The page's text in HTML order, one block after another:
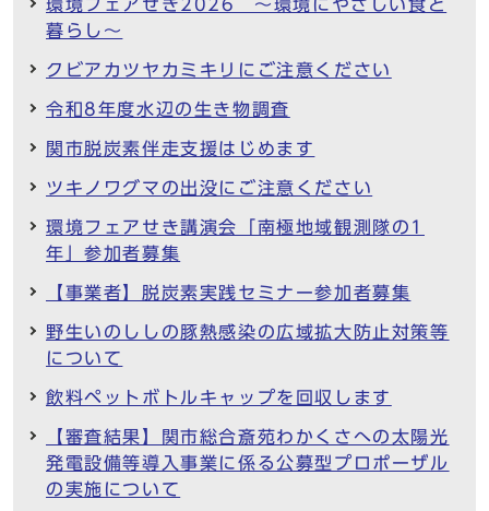
環境フェアせき2026 ～環境にやさしい食と
暮らし～
クビアカツヤカミキリにご注意ください
令和8年度水辺の生き物調査
関市脱炭素伴走支援はじめます
ツキノワグマの出没にご注意ください
環境フェアせき講演会「南極地域観測隊の1
年」参加者募集
【事業者】脱炭素実践セミナー参加者募集
野生いのししの豚熱感染の広域拡大防止対策等
について
飲料ペットボトルキャップを回収します
【審査結果】関市総合斎苑わかくさへの太陽光
発電設備等導入事業に係る公募型プロポーザル
の実施について